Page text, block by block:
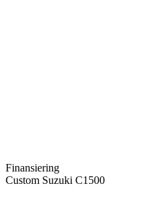
Finansiering
Custom Suzuki C1500